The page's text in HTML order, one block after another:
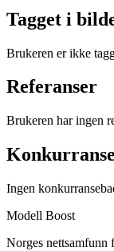
Tagget i
Brukeren er ikke
Referanser
Brukeren har ingen
Ingen
Modell Boost
Norges nettsamfunn